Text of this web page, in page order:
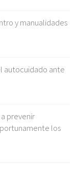
y manualidades
autocuidado ante
prevenir
los